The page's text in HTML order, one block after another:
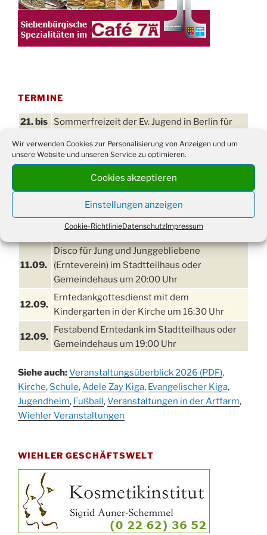
Wir verwenden Cookies zur Personalisierung von Anzeigen und um
unsere Website und unseren Service zu optimieren.
Cookies akzeptieren
Einstellungen anzeigen
Cookie-RichtlinieDatenschutzImpressum
TERMINE
21. bis
Sommerfreizeit der Ev. Jugend in Berlin für
Damen Doppel - Turnier des TC77 am
Tennisplatz
03.09.
Einschulungsgottesdienst in der Kirche um
09:00 Uhr
11. bis
Erntefest in Drabenderhöhe
11.09.
Disco für Jung und Junggebliebene
(Ernteverein) im Stadtteilhaus oder
Gemeindehaus um 20:00 Uhr
12.09.
Erntedankgottesdienst mit dem
Kindergarten in der Kirche um 16:30 Uhr
12.09.
Festabend Erntedank im Stadtteilhaus oder
Gemeindehaus um 19:00 Uhr
13.09.
Stadtteilhaus um 14:00 Uhr
19.09.
Schlagerabend im Stadtteilhaus
Drabenderhöhe
Kinderbibeltag im Ev. Gemeindehaus von 10-
12 Uhr
09.10.
Afterwork-Andacht um 18:00 Uhr in der
10.10.
Sandmännchen-Gottesdienst in der Kirche
Siehe auch:Veranstaltungsüberblick 2026 (PDF),
Kirche, Schule, Adele Zay Kiga, Evangelischer Kiga,
Jugendheim, Fußball,Veranstaltungen in der Artfarm,
Wiehler Veranstaltungen
WIEHLER GESCHÄFTSWELT